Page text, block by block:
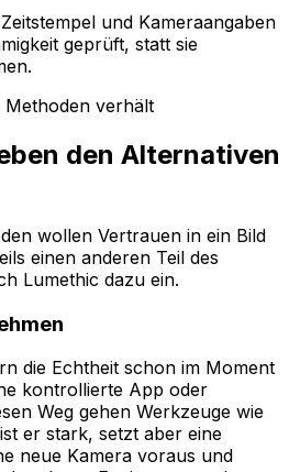
und Kameraangaben
geprüft, statt sie
Methoden verhält
den Alternativen
wollen Vertrauen in ein Bild
einen anderen Teil des
Lumethic dazu ein.
die Echtheit schon im Moment
kontrollierte App oder
Weg gehen Werkzeuge wie
er stark, setzt aber eine
neue Kamera voraus und